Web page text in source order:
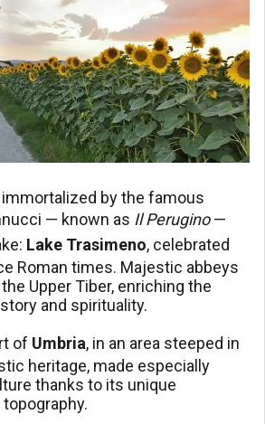
immortalized by the famous
— known as Il Perugino—
Lake Trasimeno, celebrated
Roman times. Majestic abbeys
Upper Tiber, enriching the
and spirituality.
of Umbria, in an area steeped in
heritage, made especially
thanks to its unique